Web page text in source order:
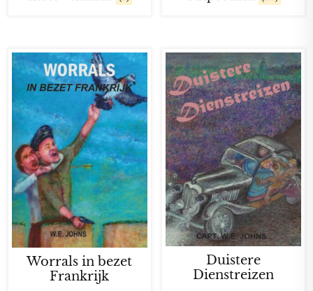
Worrals in bezet
Frankrijk
Duistere
Dienstreizen